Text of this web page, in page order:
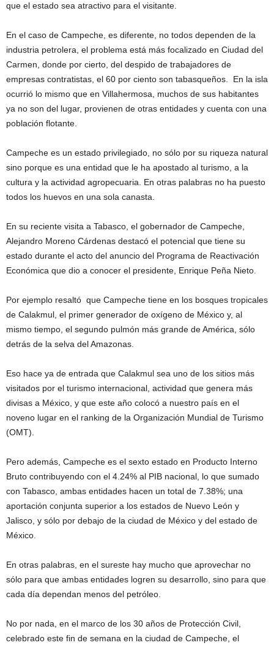
que el estado sea atractivo para el visitante.
En el caso de Campeche, es diferente, no todos dependen de la
industria petrolera, el problema está más focalizado en Ciudad del
Carmen, donde por cierto, del despido de trabajadores de
empresas contratistas, el 60 por ciento son tabasqueños. En la isla
ocurrió lo mismo que en Villahermosa, muchos de sus habitantes
ya no son del lugar, provienen de otras entidades y cuenta con una
población flotante.
Campeche es un estado privilegiado, no sólo por su riqueza natural
sino porque es una entidad que le ha apostado al turismo, a la
cultura y la actividad agropecuaria. En otras palabras no ha puesto
todos los huevos en una sola canasta.
En su reciente visita a Tabasco, el gobernador de Campeche,
Alejandro Moreno Cárdenas destacó el potencial que tiene su
estado durante el acto del anuncio del Programa de Reactivación
Económica que dio a conocer el presidente, Enrique Peña Nieto.
Por ejemplo resaltó que Campeche tiene en los bosques tropicales
de Calakmul, el primer generador de oxígeno de México y, al
mismo tiempo, el segundo pulmón más grande de América, sólo
detrás de la selva del Amazonas.
Eso hace ya de entrada que Calakmul sea uno de los sitios más
visitados por el turismo internacional, actividad que genera más
divisas a México, y que este año colocó a nuestro país en el
noveno lugar en el ranking de la Organización Mundial de Turismo
(OMT).
Pero además, Campeche es el sexto estado en Producto Interno
Bruto contribuyendo con el 4.24% al PIB nacional, lo que sumado
con Tabasco, ambas entidades hacen un total de 7.38%; una
aportación conjunta superior a los estados de Nuevo León y
Jalisco, y sólo por debajo de la ciudad de México y del estado de
México.
En otras palabras, en el sureste hay mucho que aprovechar no
sólo para que ambas entidades logren su desarrollo, sino para que
cada día dependan menos del petróleo.
No por nada, en el marco de los 30 años de Protección Civil,
celebrado este fin de semana en la ciudad de Campeche, el